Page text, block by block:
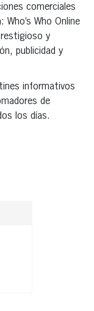
comerciales
Who Online
y
publicidad y
informativos
de
los días.